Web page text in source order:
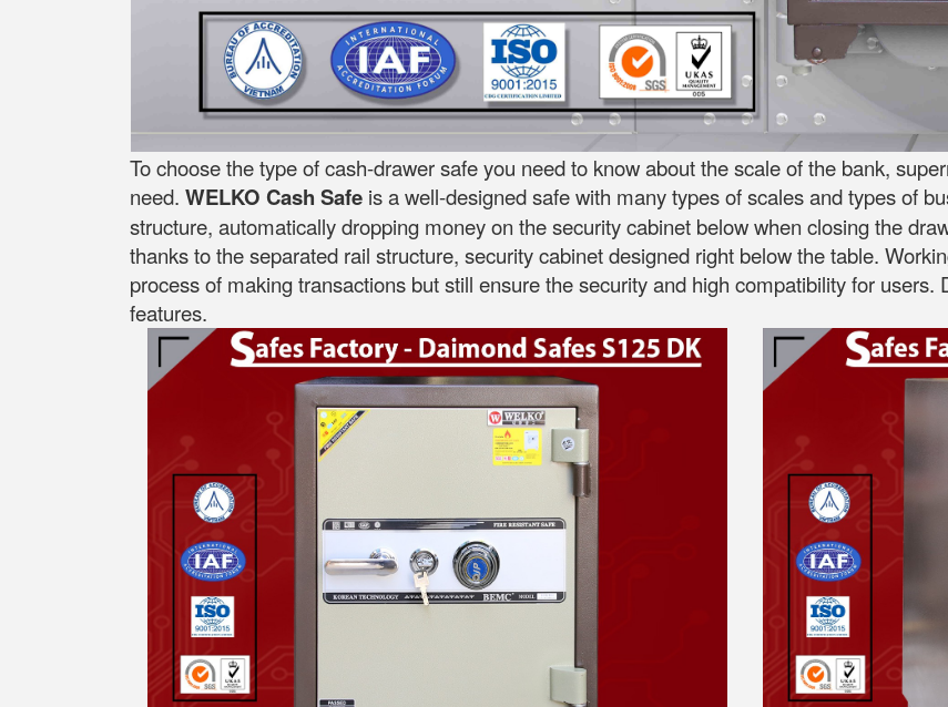
To choose the type of cash-drawer safe you need to know about the scale of the bank,
need. WELKO Cash Safe is a well-designed safe with many types of scales and types of
structure, automatically dropping money on the security cabinet below when closing the
thanks to the separated rail structure, security cabinet designed right below the table.
process of making transactions but still ensure the security and high compatibility for
features.